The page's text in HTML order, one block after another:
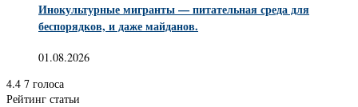
Инокультурные мигранты — питательная среда для
беспорядков, и даже майданов.
01.08.2026
4.4 7 голоса
Рейтинг статьи